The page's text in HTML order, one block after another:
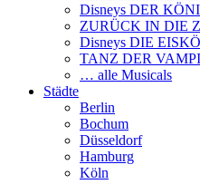
Disneys DER
ZURÜCK IN DIE
Disneys DIE
TANZ DER
… alle Musicals
Städte
Berlin
Bochum
Düsseldorf
Hamburg
Köln